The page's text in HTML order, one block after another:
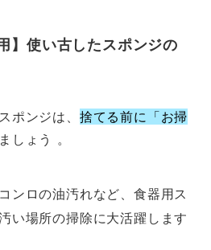
】使い古したスポンジの
ポンジは、 捨てる前に「お掃
しょう 。
ンロの油汚れなど、食器用ス
い場所の掃除に大活躍します